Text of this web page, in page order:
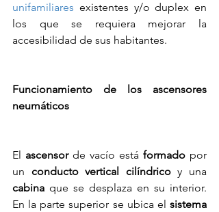
unifamiliares existentes y/o duplex en
los que se requiera mejorar la
accesibilidad de sus habitantes.
Funcionamiento de los ascensores
neumáticos
El ascensor de vacío está formado por
un conducto vertical cilíndrico
cabina que se desplaza en su interior.
En la parte superior se ubica el sistema